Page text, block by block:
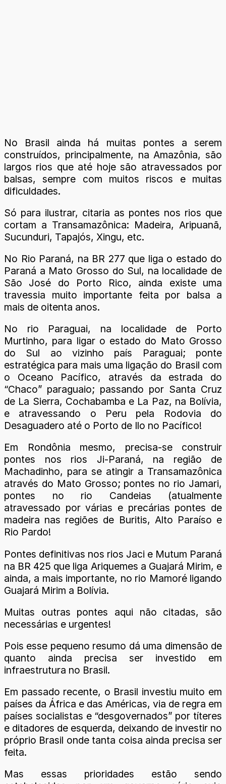
No Brasil ainda há muitas pontes a serem
construídos, principalmente, na Amazônia, são
largos rios que até hoje são atravessados por
balsas, sempre com muitos riscos e muitas
dificuldades.
Só para ilustrar, citaria as pontes nos rios que
cortam a Transamazônica: Madeira, Aripuanã,
Sucunduri, Tapajós, Xingu, etc.
No Rio Paraná, na BR 277 que liga o estado do
Paraná a Mato Grosso do Sul, na localidade de
São José do Porto Rico, ainda existe uma
travessia muito importante feita por balsa a
mais de oitenta anos.
No rio Paraguai, na localidade de Porto
Murtinho, para ligar o estado do Mato Grosso
do Sul ao vizinho país Paraguai; ponte
estratégica para mais uma ligação do Brasil com
o Oceano Pacífico, através da estrada do
“Chaco” paraguaio; passando por Santa Cruz
de La Sierra, Cochabamba e La Paz, na Bolívia,
e atravessando o Peru pela Rodovia do
Desaguadero até o Porto de Ilo no Pacífico!
Em Rondônia mesmo, precisa-se construir
pontes nos rios Ji-Paraná, na região de
Machadinho, para se atingir a Transamazônica
através do Mato Grosso; pontes no rio Jamari,
pontes no rio Candeias (atualmente
atravessado por várias e precárias pontes de
madeira nas regiões de Buritis, Alto Paraíso e
Rio Pardo!
Pontes definitivas nos rios Jaci e Mutum Paraná
na BR 425 que liga Ariquemes a Guajará Mirim, e
ainda, a mais importante, no rio Mamoré ligando
Guajará Mirim a Bolívia.
Muitas outras pontes aqui não citadas, são
necessárias e urgentes!
Pois esse pequeno resumo dá uma dimensão de
quanto ainda precisa ser investido em
infraestrutura no Brasil.
Em passado recente, o Brasil investiu muito em
países da África e das Américas, via de regra em
países socialistas e “desgovernados” por títeres
e ditadores de esquerda, deixando de investir no
próprio Brasil onde tanta coisa ainda precisa ser
feita.
Mas essas prioridades estão sendo